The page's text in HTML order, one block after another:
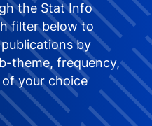
the Stat Info
filter below to
by
theme, frequency,
your choice